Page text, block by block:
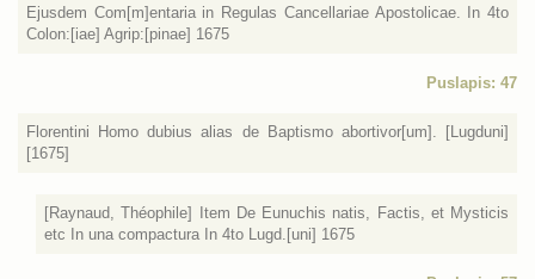
Ejusdem Com[m]entaria in Regulas Cancellariae Apostolicae. In 4to
Colon:[iae] Agrip:[pinae] 1675
Puslapis: 47
Florentini Homo dubius alias de Baptismo abortivor[um]. [Lugduni]
[1675]
[Raynaud, Théophile] Item De Eunuchis natis, Factis, et Mysticis
etc In una compactura In 4to Lugd.[uni] 1675